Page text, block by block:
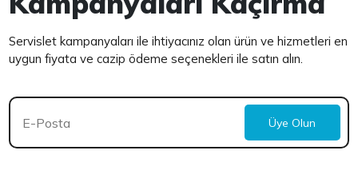
Servislet kampanyaları ile ihtiyacınız olan ürün ve hizmetleri en
uygun fiyata ve cazip ödeme seçenekleri ile satın alın.
Üye Olun